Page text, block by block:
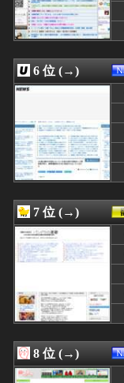
08/06 16:45
08/06 16:45
08/06 16:45
08/06 16:45
08/06 16:43
08/06 16:42
08/06 16:40
08/06 16:40
08/06 16:40
08/06 16:40
08/06 16:39
08/06 16:39
08/06 16:38
08/06 16:38
08/06 16:36
08/06 16:35
08/06 16:35
08/06 16:34
08/06 16:34
08/06 16:33
08/06 16:33
08/06 16:32
6 位 (→)
7 位 (→)
8 位 (→)